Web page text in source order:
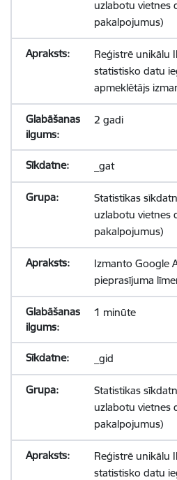
uzlabotu vietnes
pakalpojumus)
Reģistrē unikālu
statistisko datu
apmeklētājs
2 gadi
_gat
Statistikas
uzlabotu vietnes
pakalpojumus)
Izmanto Google
pieprasījuma
1 minūte
_gid
Statistikas
uzlabotu vietnes
pakalpojumus)
Reģistrē unikālu
statistisko datu